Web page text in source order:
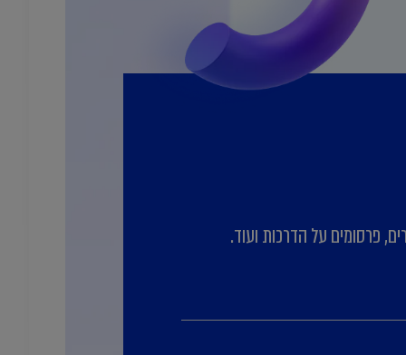
פרסומים על הדרכות ועוד.